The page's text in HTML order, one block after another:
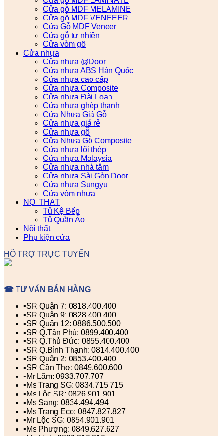
Cửa gỗ MDF MELAMINE
Cửa gỗ MDF VENEEER
Cửa Gỗ MDF Veneer
Cửa gỗ tự nhiên
Cửa vòm gỗ
Cửa nhựa
Cửa nhựa @Door
Cửa nhựa ABS Hàn Quốc
Cửa nhựa cao cấp
Cửa nhựa Composite
Cửa nhựa Đài Loan
Cửa nhựa ghép thanh
Cửa Nhựa Giả Gỗ
Cửa nhựa giá rẻ
Cửa nhựa gỗ
Cửa Nhựa Gỗ Composite
Cửa nhựa lõi thép
Cửa nhựa Malaysia
Cửa nhựa nhà tắm
Cửa nhựa Sài Gòn Door
Cửa nhựa Sungyu
Cửa vòm nhựa
NỘI THẤT
Tủ Kệ Bếp
Tủ Quần Áo
Nội thất
Phụ kiện cửa
HỖ TRỢ TRỰC TUYẾN
☎ TƯ VẤN BÁN HÀNG
▪️SR Quận 7: 0818.400.400
▪️SR Quận 9: 0828.400.400
▪️SR Quận 12: 0886.500.500
▪️SR Q.Tân Phú: 0899.400.400
▪️SR Q.Thủ Đức: 0855.400.400
▪️SR Q.Bình Thạnh: 0814.400.400
▪️SR Quận 2: 0853.400.400
▪️SR Cần Thơ: 0849.600.600
▪️Mr Lãm: 0933.707.707
▪️Ms Trang SG: 0834.715.715
▪️Ms Lộc SR: 0826.901.901
▪️Ms Sang: 0834.494.494
▪️Ms Trang Eco: 0847.827.827
▪️Mr Lộc SG: 0854.901.901
▪️Ms Phượng: 0849.627.627